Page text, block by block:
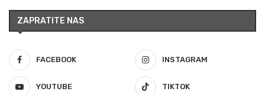
ZAPRATITE NAS
FACEBOOK INSTAGRAM
YOUTUBE TIKTOK